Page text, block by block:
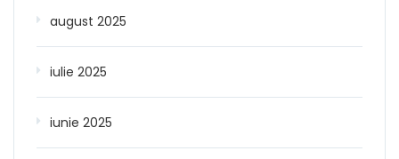
august 2025
iulie 2025
iunie 2025